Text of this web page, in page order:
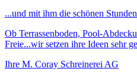
...und mit ihm die schönen
Ob Terrassenboden, Pool-
Freie...wir setzen ihre Ideen sehr
Ihre M. Coray Schreinerei AG